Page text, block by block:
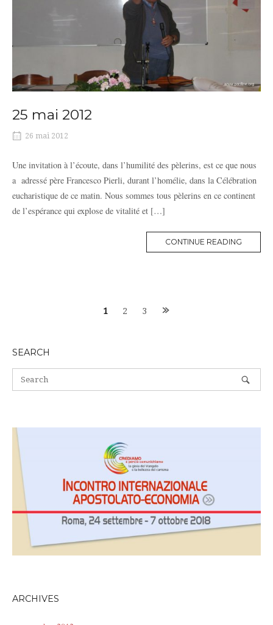
25 mai 2012
26 mai 2012
Une invitation à l’écoute, dans l’humilité des pèlerins, est ce que nous
a adressé père Francesco Pierli, durant l’homélie, dans la Célébration
eucharistique de ce matin. Nous sommes tous pèlerins en ce continent
de l’espérance qui explose de vitalité et […]
CONTINUE READING
1 2 3
SEARCH
ARCHIVES